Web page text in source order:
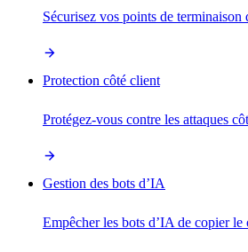
Sécurisez vos points de terminaison
Protection côté client
Protégez-vous contre les attaques
Gestion des bots d’IA
Empêcher les bots d’IA de copier le